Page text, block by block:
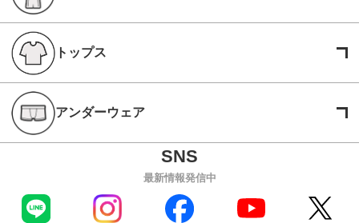
トップス
アンダーウェア
最新情報発信中